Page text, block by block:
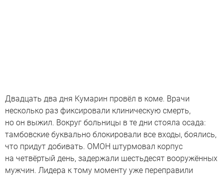
Двадцать два дня Кумарин провёл в коме. Врачи
несколько раз фиксировали клиническую смерть,
но он выжил. Вокруг больницы в те дни стояла осада:
тамбовские буквально блокировали все входы, боялись,
что придут добивать. ОМОН штурмовал корпус
на четвёртый день, задержали шестьдесят вооружённых
мужчин. Лидера к тому моменту уже переправили